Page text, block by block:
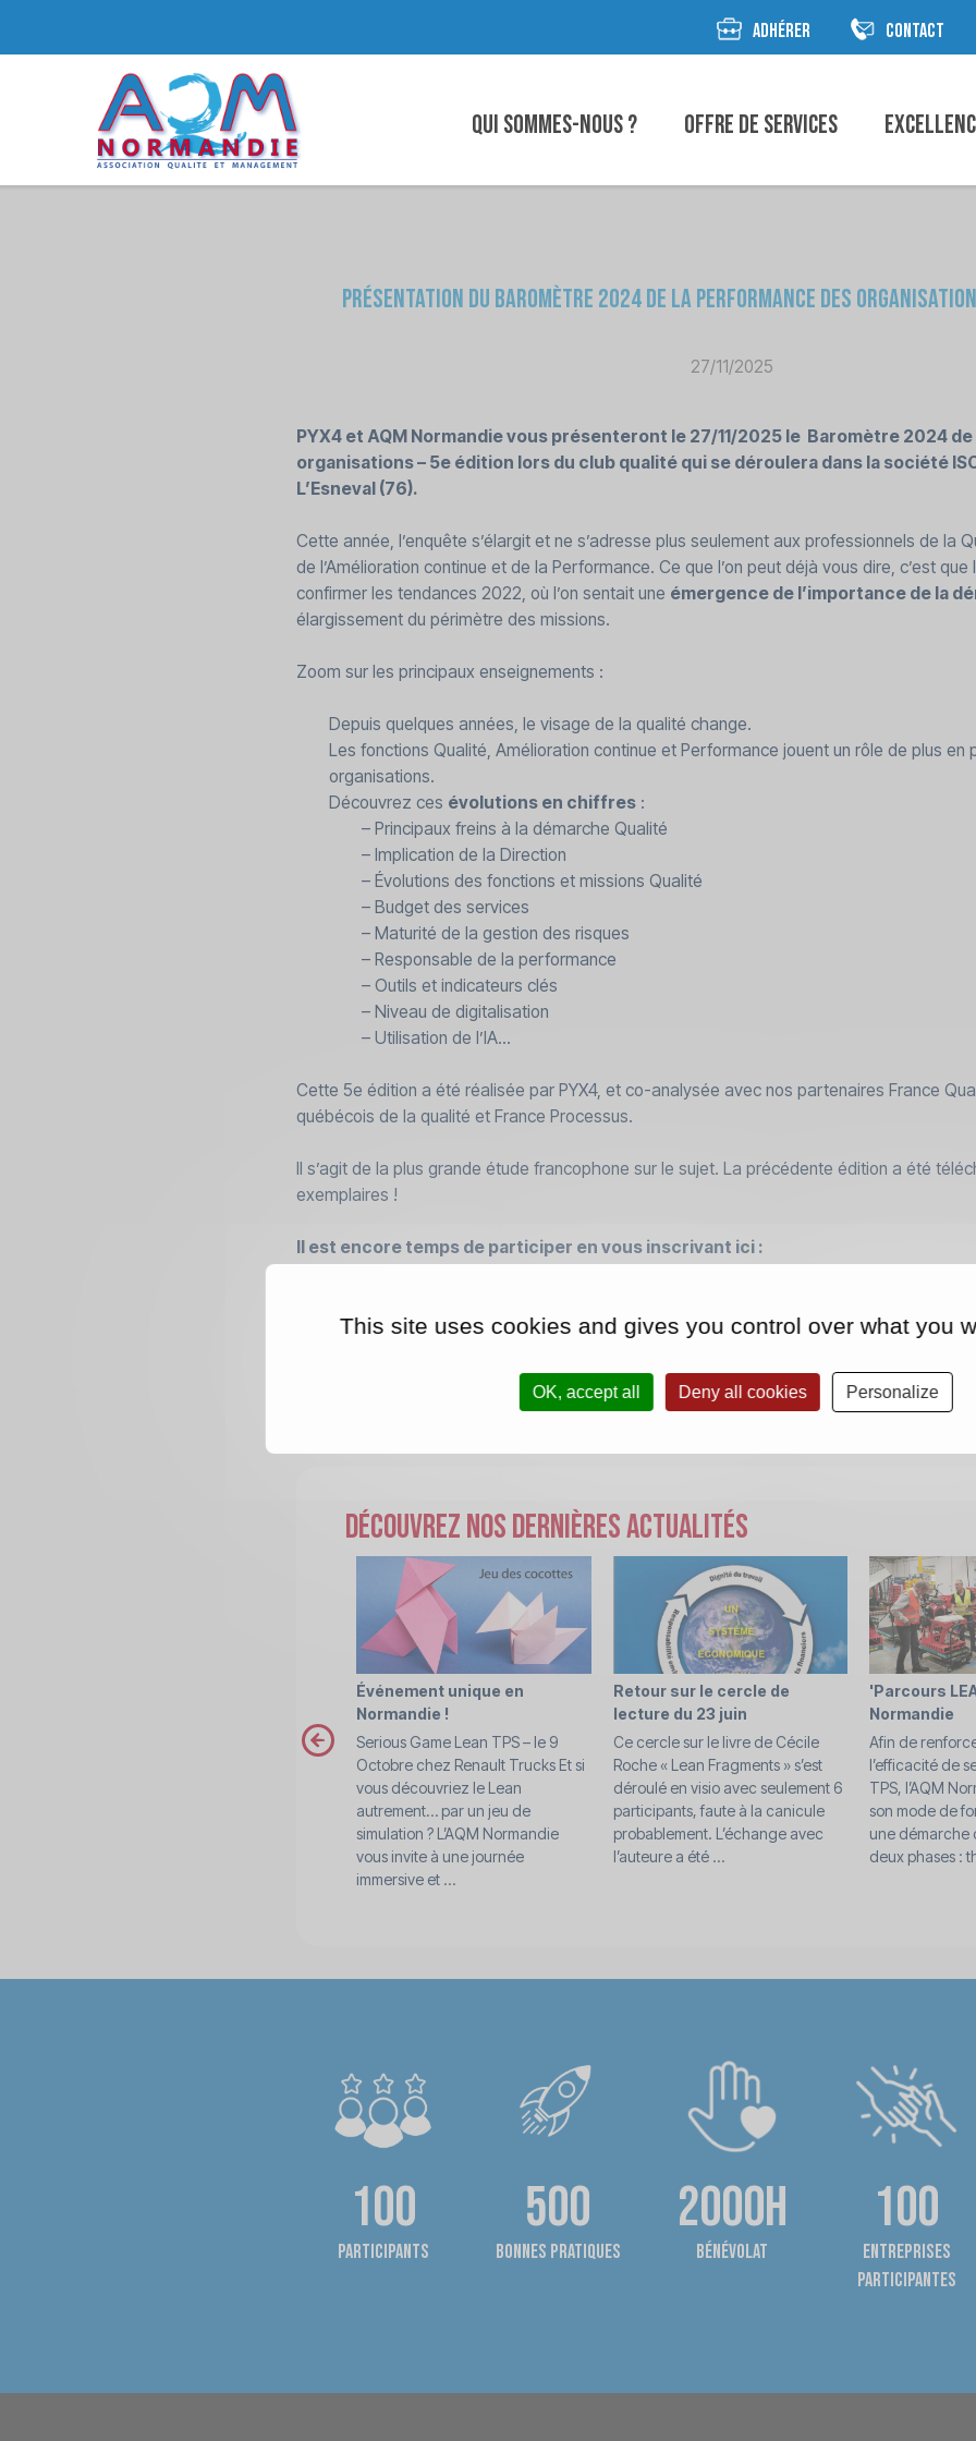
ADHÉRER CONTACT
Qui sommes-nous ? Offre de Services
Présentation du Baromètre 2024 de la Performance des
27/11/2025
PYX4 et AQM Normandie vous présenteront le 27/11/2025 le Baromètre 2024
organisations – 5e édition lors du club qualité qui se déroulera dans la société
L’Esneval (76).
Cette année, l’enquête s’élargit et ne s’adresse plus seulement aux professionnels de la
de l’Amélioration continue et de la Performance. Ce que l’on peut déjà vous dire, c’est
confirmer les tendances 2022, où l’on sentait une émergence de l’importance de la
élargissement du périmètre des missions.
Zoom sur les principaux enseignements :
Depuis quelques années, le visage de la qualité change.
Les fonctions Qualité, Amélioration continue et Performance jouent un rôle de plus en
organisations.
Découvrez ces évolutions en chiffres :
– Principaux freins à la démarche Qualité
– Implication de la Direction
– Évolutions des fonctions et missions Qualité
– Budget des services
– Maturité de la gestion des risques
– Responsable de la performance
– Outils et indicateurs clés
– Niveau de digitalisation
– Utilisation de l’IA…
Cette 5e édition a été réalisée par PYX4, et co-analysée avec nos partenaires France
québécois de la qualité et France Processus.
Il s’agit de la plus grande étude francophone sur le sujet. La précédente édition a été
exemplaires !
Il est encore temps de participer en vous inscrivant ici :
Découvrez nos dernières actualités
Événement unique en
Normandie !
Serious Game Lean TPS – le 9
Octobre chez Renault Trucks Et si
vous découvriez le Lean
autrement… par un jeu de
simulation ? L’AQM Normandie
vous invite à une journée
immersive et ...
Retour sur le cercle de
lecture du 23 juin
Ce cercle sur le livre de Cécile
Roche « Lean Fragments » s’est
déroulé en visio avec seulement 6
participants, faute à la canicule
probablement. L’échange avec
l’auteure a été ...
'Parcours
Normandie
Afin de
l’efficacité de
TPS, l’AQM
son mode de
une démarche
deux phases :
prev
100
Participants
500
bonnes pratiques
2000h
bénévolat
100
entreprises
participantes
This site uses cookies and gives you control over what you
OK, accept all Deny all cookies Personalize